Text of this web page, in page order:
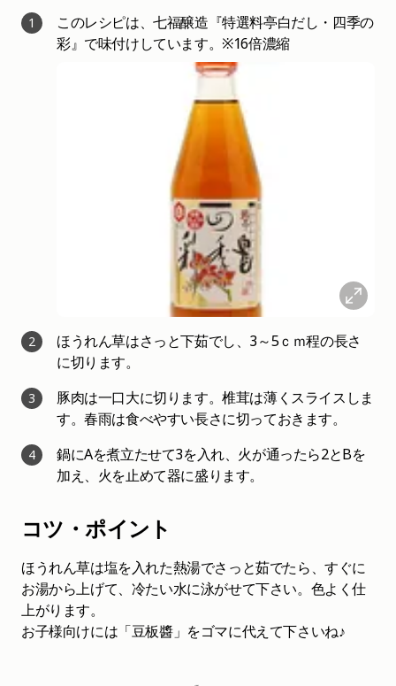
1
このレシピは、七福醸造『特選料亭白だし・四季の
彩』で味付けしています。※16倍濃縮
2
ほうれん草はさっと下茹でし、3～5ｃｍ程の長さ
に切ります。
3
豚肉は一口大に切ります。椎茸は薄くスライスしま
す。春雨は食べやすい長さに切っておきます。
4
鍋にAを煮立たせて3を入れ、火が通ったら2とBを
加え、火を止めて器に盛ります。
コツ・ポイント
ほうれん草は塩を入れた熱湯でさっと茹でたら、すぐに
お湯から上げて、冷たい水に泳がせて下さい。色よく仕
上がります。
お子様向けには「豆板醬」をゴマに代えて下さいね♪